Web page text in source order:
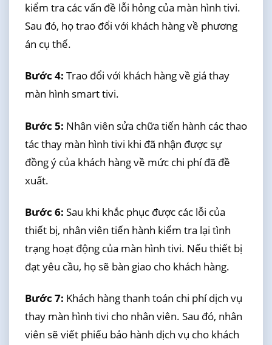
kiểm tra các vấn đề lỗi hỏng của màn hình tivi.
Sau đó, họ trao đổi với khách hàng về phương
án cụ thể.
Bước 4: Trao đổi với khách hàng về giá thay
màn hình smart tivi.
Bước 5: Nhân viên sửa chữa tiến hành các thao
tác thay màn hình tivi khi đã nhận được sự
đồng ý của khách hàng về mức chi phí đã đề
xuất.
Bước 6: Sau khi khắc phục được các lỗi của
thiết bị, nhân viên tiến hành kiểm tra lại tình
trạng hoạt động của màn hình tivi. Nếu thiết bị
đạt yêu cầu, họ sẽ bàn giao cho khách hàng.
Bước 7: Khách hàng thanh toán chi phí dịch vụ
thay màn hình tivi cho nhân viên. Sau đó, nhân
viên sẽ viết phiếu bảo hành dịch vụ cho khách